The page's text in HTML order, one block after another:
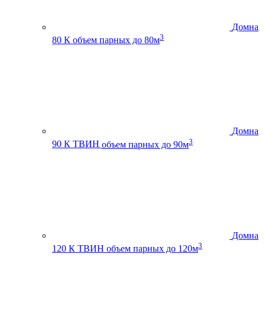
Домна
80 К объем парных до 80м3
Домна
90 К ТВИН объем парных до 90м3
Домна
120 К ТВИН объем парных до 120м3